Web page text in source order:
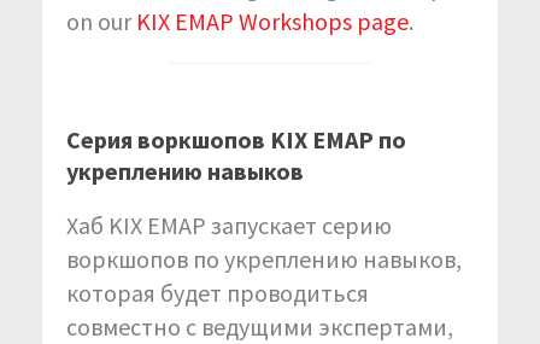
on our KIX EMAP Workshops page.
Серия воркшопов KIX EMAP по
укреплению навыков
Хаб KIX EMAP запускает серию
воркшопов по укреплению навыков,
которая будет проводиться
совместно с ведущими экспертами,